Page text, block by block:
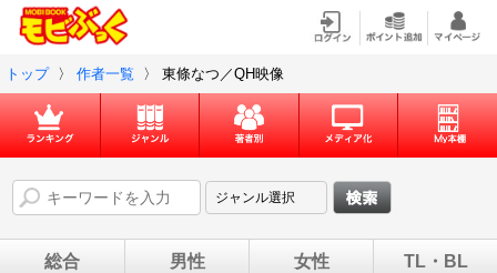
トップ 〉 作者一覧 〉 東條なつ／QH映像
総合 男性 女性 TL・BL